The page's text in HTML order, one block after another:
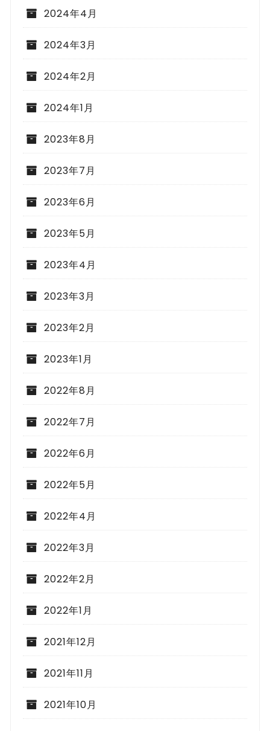
2024年4月
2024年3月
2024年2月
2024年1月
2023年8月
2023年7月
2023年6月
2023年5月
2023年4月
2023年3月
2023年2月
2023年1月
2022年8月
2022年7月
2022年6月
2022年5月
2022年4月
2022年3月
2022年2月
2022年1月
2021年12月
2021年11月
2021年10月